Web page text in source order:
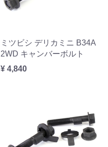
ミツビシ デリカミニ B34A
2WD キャンバーボルト
¥ 4,840